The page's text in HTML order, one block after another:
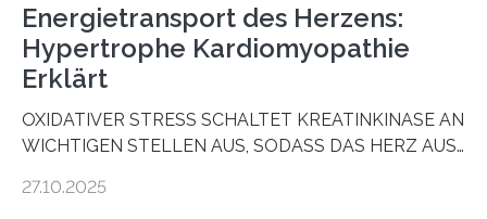
Energietransport des Herzens:
Hypertrophe Kardiomyopathie
Erklärt
OXIDATIVER STRESS SCHALTET KREATINKINASE AN
WICHTIGEN STELLEN AUS, SODASS DAS HERZ AUS
aus dem Deutschen Zentrum für Herzinsuffizienz
27.10.2025